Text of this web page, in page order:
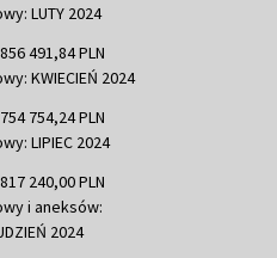
LUTY 2024
491,84 PLN
KWIECIEŃ 2024
754,24 PLN
LIPIEC 2024
240,00 PLN
i aneksów:
2024